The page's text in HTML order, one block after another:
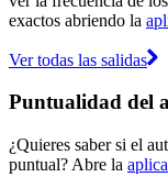
exactos abriendo la
Ver todas las salidas
Puntualidad del
¿Quieres saber si el
puntual? Abre la